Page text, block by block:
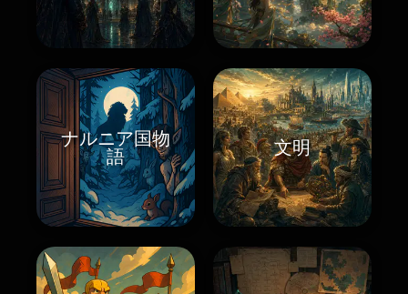
ナルニア国物
語
文明